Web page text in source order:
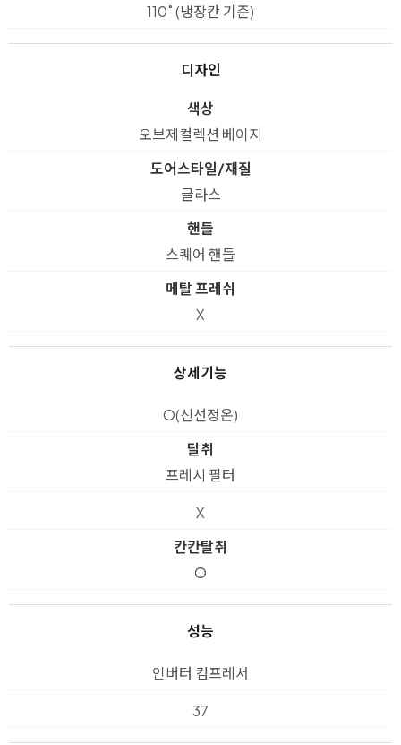
110˚ (냉장칸 기준)
디자인
색상
오브제컬렉션 베이지
도어스타일/재질
글라스
핸들
스퀘어 핸들
메탈 프레쉬
X
상세기능
O(신선정온)
탈취
프레시 필터
X
칸칸탈취
O
성능
인버터 컴프레서
37